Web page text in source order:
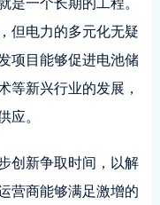
是一个长期的工程。
但电力的多元化无疑
项目能够促进电池储
等新兴行业的发展，
应。
创新争取时间，以解
营商能够满足激增的